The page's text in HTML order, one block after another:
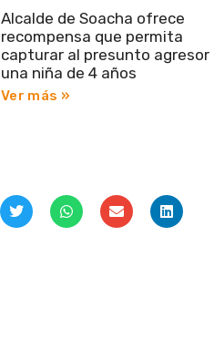
Alcalde de Soacha ofrece
recompensa que permita
capturar al presunto agresor
una niña de 4 años
Ver más »